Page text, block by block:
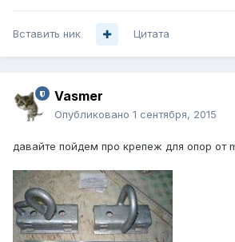
Вставить ник Цитата
Vasmer
Опубликовано 1 сентября, 2015
давайте пойдем про крепеж для опор от